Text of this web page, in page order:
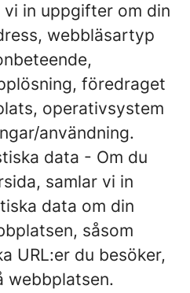
vi in uppgifter om din
webbläsartyp
föredraget
operativsystem
användning.
data - Om du
samlar vi in
data om din
såsom
URL:er du besöker,
webbplatsen.